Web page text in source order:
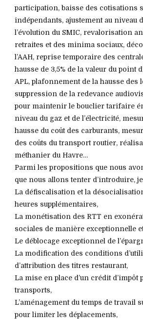
participation, baisse des cotisations
indépendants, ajustement au niveau
l’évolution du SMIC, revalorisation
retraites et des minima sociaux,
l’AAH, reprise temporaire des
hausse de 3,5% de la valeur du point
APL, plafonnement de la hausse des
suppression de la redevance
pour maintenir le bouclier tarifaire
niveau du gaz et de l’électricité,
hausse du coût des carburants,
des coûts du transport routier,
méthanier du Havre…
Parmi les propositions que nous
que nous allons tenter d’introduire,
La défiscalisation et la
heures supplémentaires,
La monétisation des RTT en
sociales de manière exceptionnelle
Le déblocage exceptionnel de
La modification des conditions
d’attribution des titres restaurant,
La mise en place d’un crédit d’impôt
transports,
L’aménagement du temps de travail
pour limiter les déplacements,